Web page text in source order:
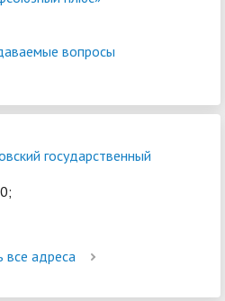
вопросы
государственный
все адреса